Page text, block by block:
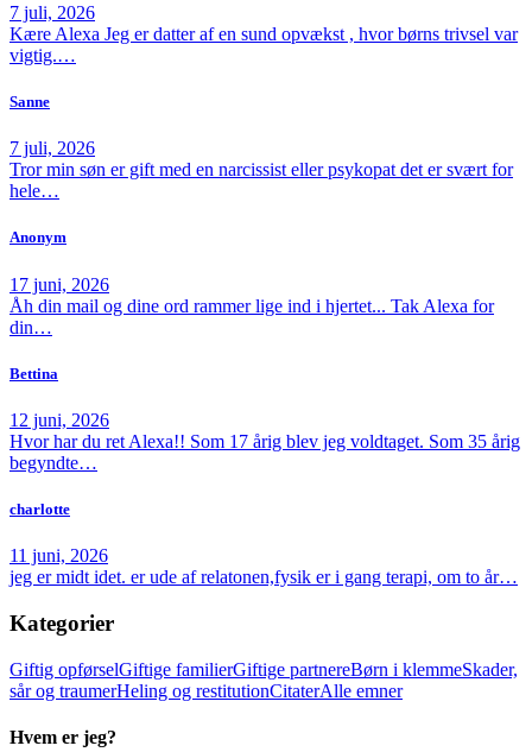
7 juli, 2026
Kære Alexa Jeg er datter af en sund opvækst , hvor børns trivsel var
vigtig.…
Sanne
7 juli, 2026
Tror min søn er gift med en narcissist eller psykopat det er svært for
hele…
Anonym
17 juni, 2026
Åh din mail og dine ord rammer lige ind i hjertet... Tak Alexa for
din…
Bettina
12 juni, 2026
Hvor har du ret Alexa!! Som 17 årig blev jeg voldtaget. Som 35 årig
begyndte…
charlotte
11 juni, 2026
jeg er midt idet. er ude af relatonen,fysik er i gang terapi, om to år…
Kategorier
Giftig opførselGiftige familierGiftige partnereBørn i klemmeSkader,
sår og traumerHeling og restitutionCitaterAlle emner
Hvem er jeg?